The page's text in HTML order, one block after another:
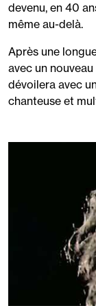
devenu, en 40
même au-delà.
Après une
avec un
dévoilera avec
chanteuse et